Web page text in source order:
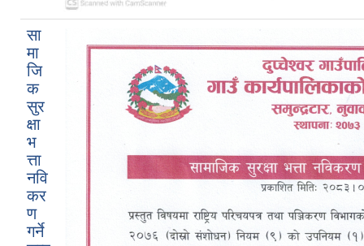
सा
मा
जि
क
सुर
क्षा
भ
त्ता
नवि
कर
ण
गर्ने